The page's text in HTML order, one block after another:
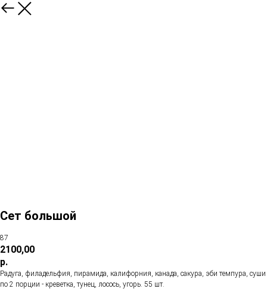
Сет большой
87
2100,00
р.
Радуга, филадельфия, пирамида, калифорния, канада, сакура, эби темпура, суши
по 2 порции - креветка, тунец, лосось, угорь. 55 шт.